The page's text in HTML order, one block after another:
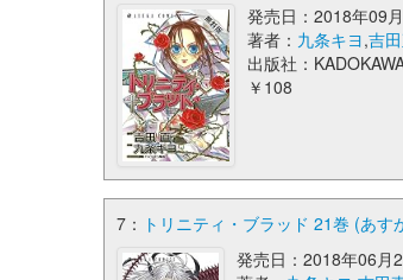
発売日：2018年09
著者： 九条キヨ,吉
出版社：
￥108
7： トリニティ・ブラッド 21巻 (あす
発売日：2018年06月